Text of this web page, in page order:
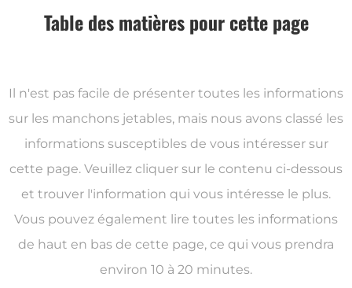
Table des matières pour cette page
Il n'est pas facile de présenter toutes les informations
sur les manchons jetables, mais nous avons classé les
informations susceptibles de vous intéresser sur
cette page. Veuillez cliquer sur le contenu ci-dessous
et trouver l'information qui vous intéresse le plus.
Vous pouvez également lire toutes les informations
de haut en bas de cette page, ce qui vous prendra
environ 10 à 20 minutes.